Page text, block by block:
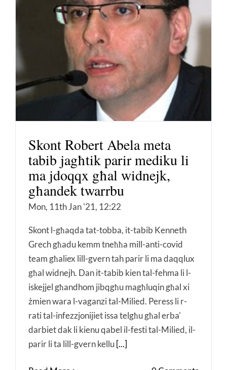
Skont Robert Abela meta
tabib jagħtik parir mediku li
ma jdoqqx għal widnejk,
għandek twarrbu
Mon, 11th Jan '21, 12:22
Skont l-għaqda tat-tobba, it-tabib Kenneth
Grech għadu kemm tneħħa mill-anti-covid
team għaliex lill-gvern tah parir li ma daqqlux
għal widnejh. Dan it-tabib kien tal-fehma li l-
iskejjel għandhom jibqgħu magħluqin għal xi
żmien wara l-vaganzi tal-Milied. Peress li r-
rati tal-infezzjonijiet issa telgħu għal erba'
darbiet dak li kienu qabel il-festi tal-Milied, il-
parir li ta lill-gvern kellu [...]